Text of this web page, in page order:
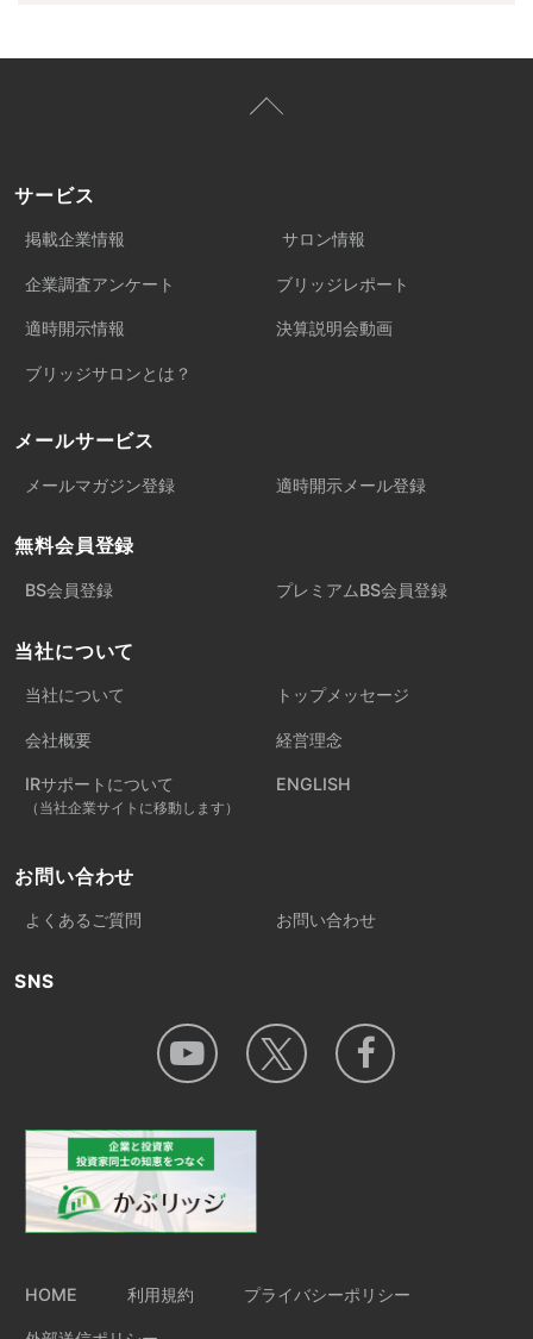
サービス
掲載企業情報 サロン情報
企業調査アンケート ブリッジレポート
適時開示情報 決算説明会動画
ブリッジサロンとは？
メールサービス
メールマガジン登録 適時開示メール登録
無料会員登録
BS会員登録 プレミアムBS会員登録
当社について
当社について トップメッセージ
会社概要 経営理念
IRサポートについて
（当社企業サイトに移動します）
ENGLISH
お問い合わせ
よくあるご質問 お問い合わせ
SNS
HOME 利用規約 プライバシーポリシー